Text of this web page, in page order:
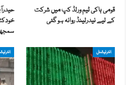
قومی ہاکی ٹیم ورلڈ کپ میں شرکت
کے لیے نیدرلینڈ روانہ ہو گئی
انٹرنیشنل